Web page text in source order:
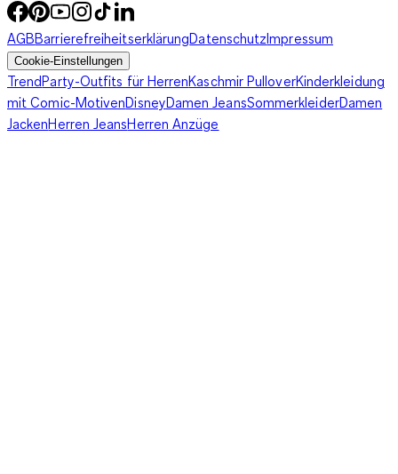
AGBBarrierefreiheitserklärungDatenschutzImpressum
Cookie-Einstellungen
TrendParty-Outfits für HerrenKaschmir PulloverKinderkleidung
mit Comic-MotivenDisneyDamen JeansSommerkleiderDamen
JackenHerren JeansHerren Anzüge